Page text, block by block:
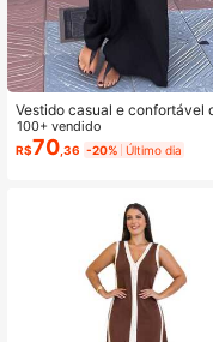
Vestido casual e confortável
ão elegante para mulheres,
cote transpassado em V, sem
as e de cor sólida preta
100+ vendido
R$70 ,36 -20% Último dia